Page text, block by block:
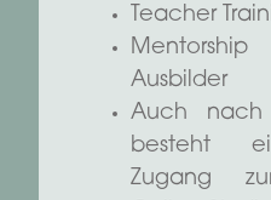
Teacher
Ausbilder
Auch nach
besteht
Zugang